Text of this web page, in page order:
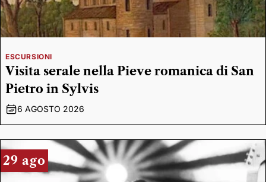
ESCURSIONI
Visita serale nella Pieve romanica di San
Pietro in Sylvis
6 AGOSTO 2026
29 ago